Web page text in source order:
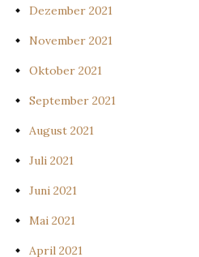
Dezember 2021
November 2021
Oktober 2021
September 2021
August 2021
Juli 2021
Juni 2021
Mai 2021
April 2021